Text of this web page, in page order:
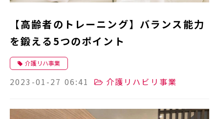
【高齢者のトレーニング】バランス能力
を鍛える5つのポイント
介護リハ事業
2023-01-27 06:41 介護リハビリ事業